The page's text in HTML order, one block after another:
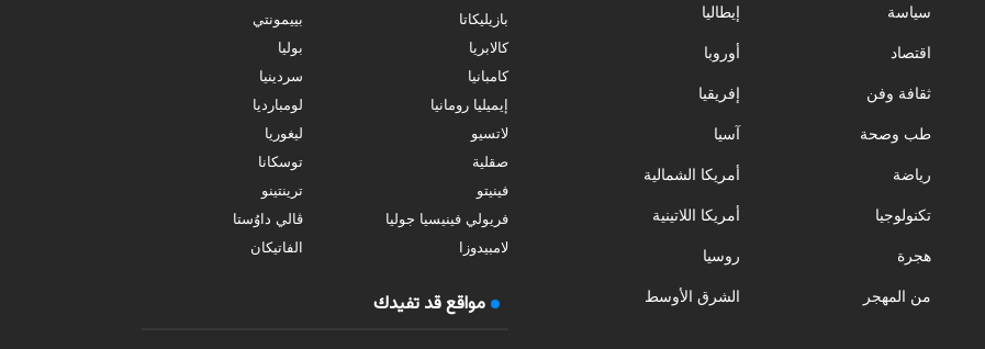
سياسة
اقتصاد
ثقافة وفن
طب وصحة
رياضة
تكنولوجيا
هجرة
من المهجر
إيطاليا
أوروبا
إفريقيا
آسيا
أمريكا الشمالية
أمريكا اللاتينية
روسيا
الشرق الأوسط
بازيليكاتا
بييمونتي
كالابريا
بوليا
كامبانيا
سردينيا
إيميليا رومانيا
لومبارديا
لاتسيو
ليغوريا
صقلية
توسكانا
فينيتو
ترينتينو
فريولي فينيسيا جوليا
ڤالي داوُستا
لامبيدوزا
الفاتيكان
مواقع قد تفيدك